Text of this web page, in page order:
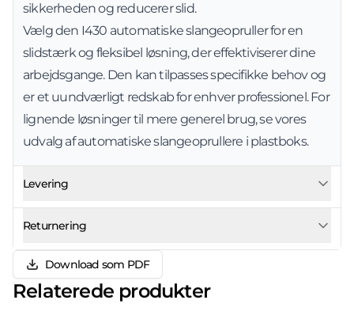
sikkerheden og reducerer slid.
Vælg den I430 automatiske slangeopruller for en
slidstærk og fleksibel løsning, der effektiviserer dine
arbejdsgange. Den kan tilpasses specifikke behov og
er et uundværligt redskab for enhver professionel. For
lignende løsninger til mere generel brug, se vores
udvalg afautomatiske slangeoprullere i plastboks.
Levering
Returnering
Download som PDF
Relaterede produkter